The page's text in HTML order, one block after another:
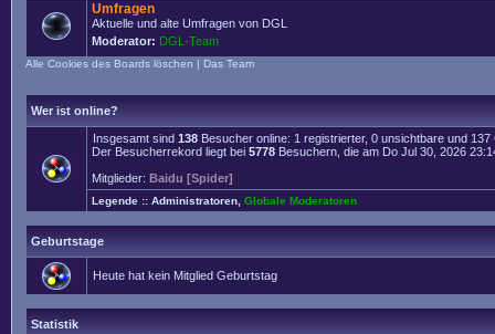
Umfragen
Aktuelle und alte Umfragen von DGL
Moderator: DGL-Team
Alle Cookies des Boards löschen | Das Team
Wer ist online?
Insgesamt sind 138 Besucher online: 1 registrierter, 0 unsichtbare und
Der Besucherrekord liegt bei 5778 Besuchern, die am Do Jul 30, 2026
Mitglieder: Baidu [Spider]
Legende :: Administratoren Globale Moderatoren
Geburtstage
Heute hat kein Mitglied Geburtstag
Statistik